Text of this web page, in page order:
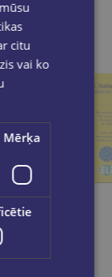
citu
vai ko
Mērķa